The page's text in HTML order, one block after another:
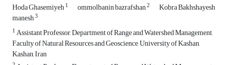
Hoda Ghasemiyeh1 ommolbanin bazrafshan2 Kobra Bakhshayesh
manesh3
1Assistant Professor, Department of Range and Watershed Management,
Faculty of Natural Resources and Geoscience, University of Kashan,
Kashan, Iran